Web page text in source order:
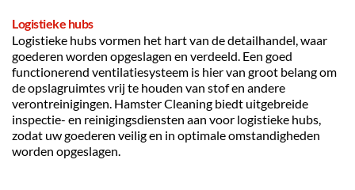
Logistieke hubs
Logistieke hubs vormen het hart van de detailhandel, waar
goederen worden opgeslagen en verdeeld. Een goed
functionerend ventilatiesysteem is hier van groot belang om
de opslagruimtes vrij te houden van stof en andere
verontreinigingen. Hamster Cleaning biedt uitgebreide
inspectie- en reinigingsdiensten aan voor logistieke hubs,
zodat uw goederen veilig en in optimale omstandigheden
worden opgeslagen.